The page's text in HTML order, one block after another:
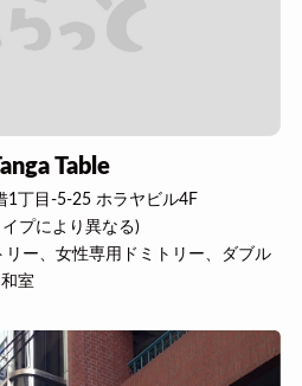
Table
1丁目-5-25 ホラヤビル4F
プにより異なる)
ー、女性専用ドミトリー、ダブル
室